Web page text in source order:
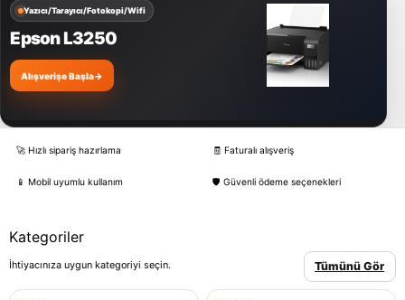
Yazıcı/Tarayıcı/Fotokopi/Wifi
Epson L3250
Alışverişe Başla→
🚀 Hızlı sipariş hazırlama 🧾 Faturalı alışveriş
📱 Mobil uyumlu kullanım 🛡️ Güvenli ödeme seçenekleri
Kategoriler
İhtiyacınıza uygun kategoriyi seçin. Tümünü Gör